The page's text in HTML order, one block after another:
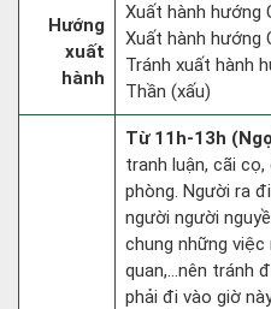
Hướng
xuất
hành
Xuất hành hướng
Xuất hành hướng
Tránh xuất hành
Thần (xấu)
Từ 11h-13h
tranh luận, cãi
phòng. Người ra
người người
chung những việc
quan,…nên tránh
phải đi vào giờ